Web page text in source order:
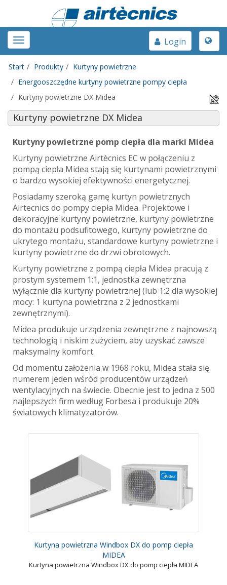
Toggle
navigation
Toggle
Login
Start Produkty
Kurtyny powietrzne
Energooszczędne kurtyny powietrzne pompy ciepła
Kurtyny powietrzne DX Midea
Kurtyny powietrzne DX Midea
Kurtyny powietrzne pomp ciepła dla marki Midea
Kurtyny powietrzne Airtècnics EC w połączeniu z
pompą ciepła Midea stają się kurtynami powietrznymi
o bardzo wysokiej efektywności energetycznej.
Posiadamy szeroką gamę kurtyn powietrznych
Airtecnics do pompy ciepła Midea. Projektowe i
dekoracyjne kurtyny powietrzne, kurtyny powietrzne
do montażu podsufitowego, kurtyny powietrzne do
ukrytego montażu, standardowe kurtyny powietrzne i
kurtyny powietrzne do drzwi obrotowych.
Kurtyny powietrzne z pompą ciepła Midea pracują z
prostym systemem 1:1, jednostka zewnętrzna
wyłącznie dla kurtyny powietrznej (lub 1:2 dla wysokiej
mocy: 1 kurtyna powietrzna z 2 jednostkami
zewnętrznymi).
Midea produkuje urządzenia zewnętrzne z najnowszą
technologią i niskim zużyciem, aby uzyskać zawsze
maksymalny komfort.
Od momentu założenia w 1968 roku, Midea stała się
numerem jeden wśród producentów urządzeń
wentylacyjnych na świecie. Obecnie jest to jedna z 500
najlepszych firm według Forbesa i produkuje 20%
światowych klimatyzatorów.
Kurtyna powietrzna Windbox DX do pomp ciepła
MIDEA
Kurtyna powietrzna Windbox DX do pomp ciepła MIDEA